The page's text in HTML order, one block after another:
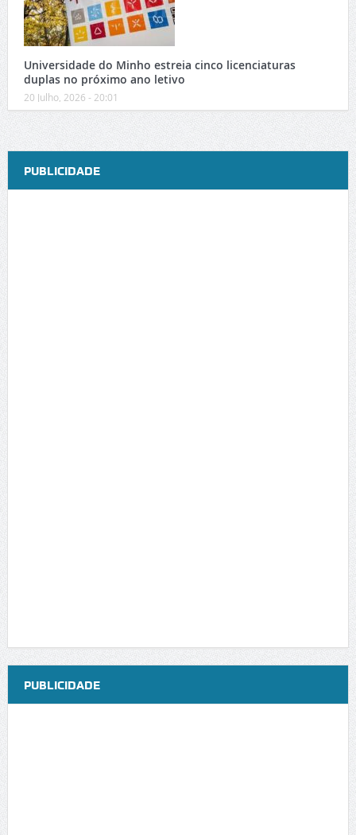
Universidade do Minho estreia cinco licenciaturas
duplas no próximo ano letivo
20 Julho, 2026 - 20:01
PUBLICIDADE
PUBLICIDADE